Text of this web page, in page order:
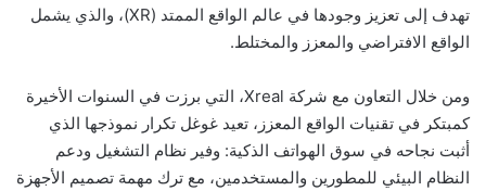
تهدف إلى تعزيز وجودها في عالم الواقع الممتد (XR)، والذي يشمل
الواقع الافتراضي والمعزز والمختلط.
ومن خلال التعاون مع شركة Xreal، التي برزت في السنوات الأخيرة
كمبتكر في تقنيات الواقع المعزز، تعيد غوغل تكرار نموذجها الذي
أثبت نجاحه في سوق الهواتف الذكية: وفير نظام التشغيل ودعم
النظام البيئي للمطورين والمستخدمين، مع ترك مهمة تصميم الأجهزة